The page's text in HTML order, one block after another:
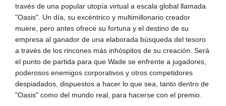
través de una popular utopía virtual a escala global llamada
"Oasis". Un día, su excéntrico y multimillonario creador
muere, pero antes ofrece su fortuna y el destino de su
empresa al ganador de una elaborada búsqueda del tesoro
a través de los rincones más inhóspitos de su creación. Será
el punto de partida para que Wade se enfrente a jugadores,
poderosos enemigos corporativos y otros competidores
despiadados, dispuestos a hacer lo que sea, tanto dentro de
"Oasis" como del mundo real, para hacerse con el premio.